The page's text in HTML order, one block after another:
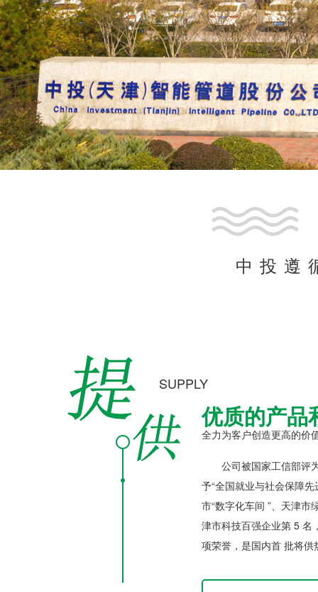
1 2 3 4
中投遵
SUPPLY
优质的产品
全力为客户创造更高的价
公司被国家工信部评为
予“全国就业与社会保障
市“数字化车间 ”、天津
津市科技百强企业第 5 名
项荣誉，是国内首 批将